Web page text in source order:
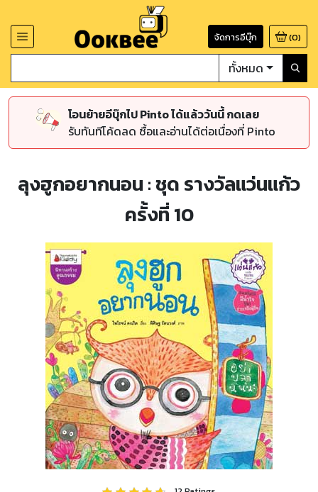
จัดการอีบุ๊ก (0)
ทั้งหมด
โอนย้ายอีบุ๊กไป Pinto ได้แล้ววันนี้ กดเลย
รับทันทีโค้ดลด ซื้อและอ่านได้ต่อเนื่องที่ Pinto
ลุงฮูกอยากนอน : ชุด รางวัลแว่นแก้ว
ครั้งที่ 10